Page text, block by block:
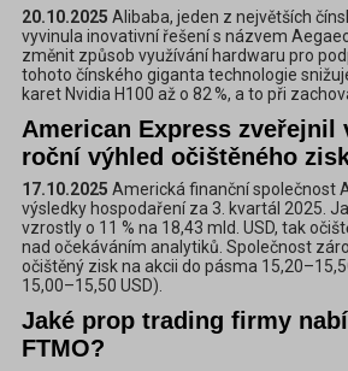
20.10.2025 Alibaba, jeden z největších
vyvinula inovativní řešení s názvem
změnit způsob využívání hardwaru pro
tohoto čínského giganta technologie
karet Nvidia H100 až o 82 %, a to při
American Express zveřejnil
roční výhled očištěného
17.10.2025 Americká finanční společnost
výsledky hospodaření za 3. kvartál 2025.
vzrostly o 11 % na 18,43 mld. USD, tak
nad očekáváním analytiků. Společnost
očištěný zisk na akcii do pásma
15,00–15,50 USD).
Jaké prop trading firmy
FTMO?